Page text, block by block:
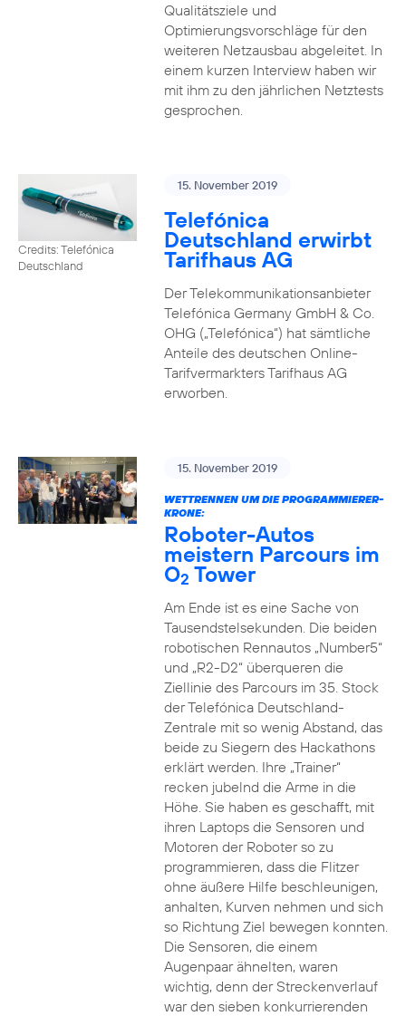
Qualitätsziele und
Optimierungsvorschläge für den
weiteren Netzausbau abgeleitet. In
einem kurzen Interview haben wir
mit ihm zu den jährlichen Netztests
gesprochen.
Credits: Telefónica
Deutschland
15. November 2019
Telefónica
Deutschland erwirbt
Tarifhaus AG
Der Telekommunikationsanbieter
Telefónica Germany GmbH & Co.
OHG („Telefónica“) hat sämtliche
Anteile des deutschen Online-
Tarifvermarkters Tarifhaus AG
erworben.
15. November 2019
WETTRENNEN UM DIE PROGRAMMIERER-
KRONE:
Roboter-Autos
meistern Parcours im
O2 Tower
Am Ende ist es eine Sache von
Tausendstelsekunden. Die beiden
robotischen Rennautos „Number5“
und „R2-D2“ überqueren die
Ziellinie des Parcours im 35. Stock
der Telefónica Deutschland-
Zentrale mit so wenig Abstand, das
beide zu Siegern des Hackathons
erklärt werden. Ihre „Trainer“
recken jubelnd die Arme in die
Höhe. Sie haben es geschafft, mit
ihren Laptops die Sensoren und
Motoren der Roboter so zu
programmieren, dass die Flitzer
ohne äußere Hilfe beschleunigen,
anhalten, Kurven nehmen und sich
so Richtung Ziel bewegen konnten.
Die Sensoren, die einem
Augenpaar ähnelten, waren
wichtig, denn der Streckenverlauf
war den sieben konkurrierenden